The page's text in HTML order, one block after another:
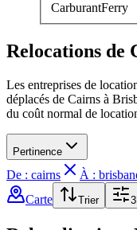
CarburantFerry
Relocations de
Les entreprises de
déplacés de Cairns à
du coût normal de
Pertinence
De : cairns À :
Carte
Trier 3